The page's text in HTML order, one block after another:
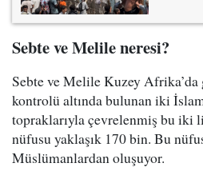
Sebte ve Melile neresi?
Sebte ve Melile Kuzey Afrika’da
kontrolü altında bulunan iki
topraklarıyla çevrelenmiş bu iki
nüfusu yaklaşık 170 bin. Bu
Müslümanlardan oluşuyor.